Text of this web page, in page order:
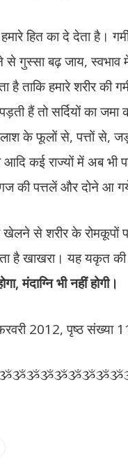
हित का दे देता है।
से गुस्सा बढ़ जाय,
है ताकि हमारे शरीर की
पड़ती हैं तो सर्दियों का
के फूलों से, पत्तों से,
कई राज्यों में अब भी
की पत्तलें और दोने आ
से शरीर के रोमकूपों
है खाखरा। यह यकृत की
मंदाग्नि भी नहीं होगी।
2012, पृष्ठ संख्या